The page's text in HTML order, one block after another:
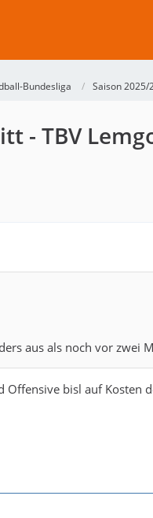
Bundesliga Saison 2025/
- TBV
aus als noch vor zwei
Offensive bisl auf Kosten